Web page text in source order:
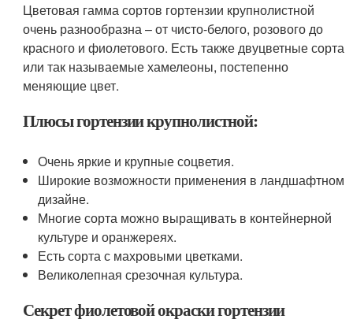
Цветовая гамма сортов гортензии крупнолистной
очень разнообразна – от чисто-белого, розового до
красного и фиолетового. Есть также двуцветные сорта
или так называемые хамелеоны, постепенно
меняющие цвет.
Плюсы гортензии крупнолистной:
Очень яркие и крупные соцветия.
Широкие возможности применения в ландшафтном
дизайне.
Многие сорта можно выращивать в контейнерной
культуре и оранжереях.
Есть сорта с махровыми цветками.
Великолепная срезочная культура.
Секрет фиолетовой окраски гортензии